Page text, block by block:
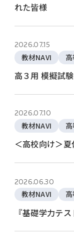
れた皆様
2026.07.15
教材NAVI
高３用 模擬試
2026.07.10
教材NAVI
＜高校向け＞
2026.06.30
教材NAVI
『基礎学力テ